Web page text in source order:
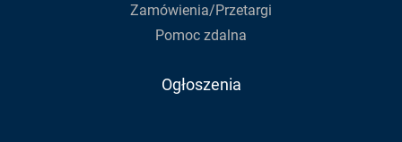
Zamówienia/Przetargi
Pomoc zdalna
Ogłoszenia